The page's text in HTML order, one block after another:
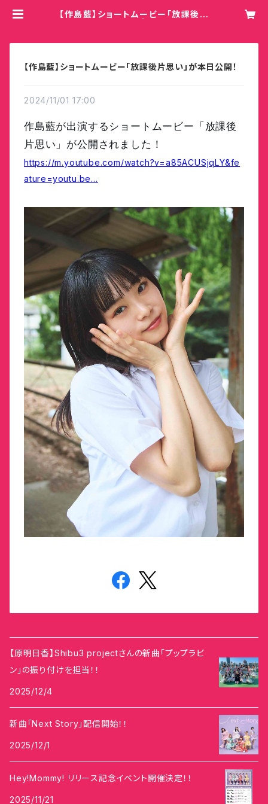
【作島藍】ショートムービー「放課後片
【作島藍】ショートムービー「放課後片思い」が本日公開！
2024/11/01 17:00
作島藍が出演するショートムービー「放課後
片思い」が公開されました！
https://m.youtube.com/watch?v=a85ACUSjqLY&fe
ature=youtu.be…
【原明日香】Shibu3 projectさんの新曲「プップラビ
ン」の振り付けを担当！！
2025/12/4
新曲「Next Story」配信開始！！
2025/12/1
Hey!Mommy! リリース記念イベント開催決定！！
2025/11/21